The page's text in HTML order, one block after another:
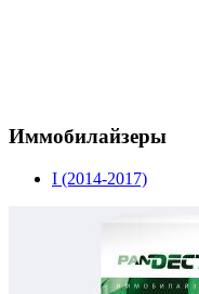
Иммобилайзеры
I (2014-2017)